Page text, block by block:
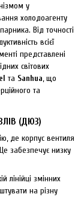
у
холодоагенту
Від точності
всієї
представлені
світових
та Sanhua, що
та
(ДЮЗ)
де корпус вентиля
забезпечує низку
лінійці змінних
на різну